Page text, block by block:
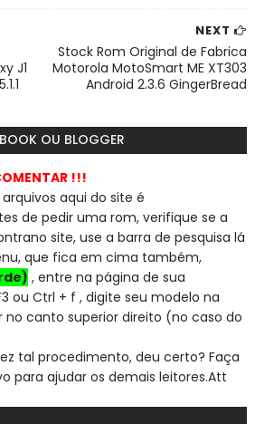
NEXT
Stock Rom Original de Fabrica
Motorola MotoSmart ME XT303
Android 2.3.6 GingerBread
J1
OU BLOGGER
!!!
aqui do site é
de pedir uma rom, verifique se a
no site, use a barra de pesquisa lá
que fica em cima também,
, entre na página de sua
ou Ctrl + f , digite seu modelo na
no canto superior direito (no caso do
tal procedimento, deu certo? Faça
para ajudar os demais leitores.Att